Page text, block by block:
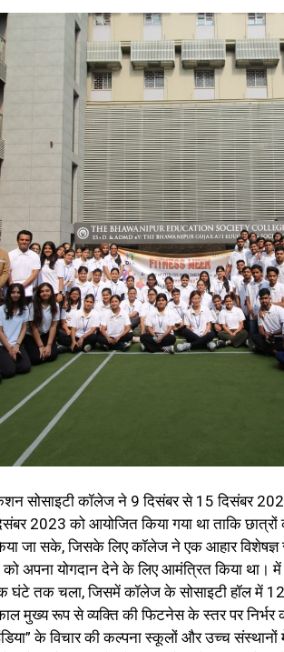
सोसाइटी कॉलेज ने 9 दिसंबर से 15 दिसंबर
2023 को आयोजित किया गया था ताकि
जा सके, जिसके लिए कॉलेज ने एक आहार विशेषज्ञ
को अपना योगदान देने के लिए आमंत्रित किया था।
तक चला, जिसमें कॉलेज के सोसाइटी हॉल में
मुख्य रूप से व्यक्ति की फिटनेस के स्तर पर निर्भर
के विचार की कल्पना स्कूलों और उच्च संस्थानों